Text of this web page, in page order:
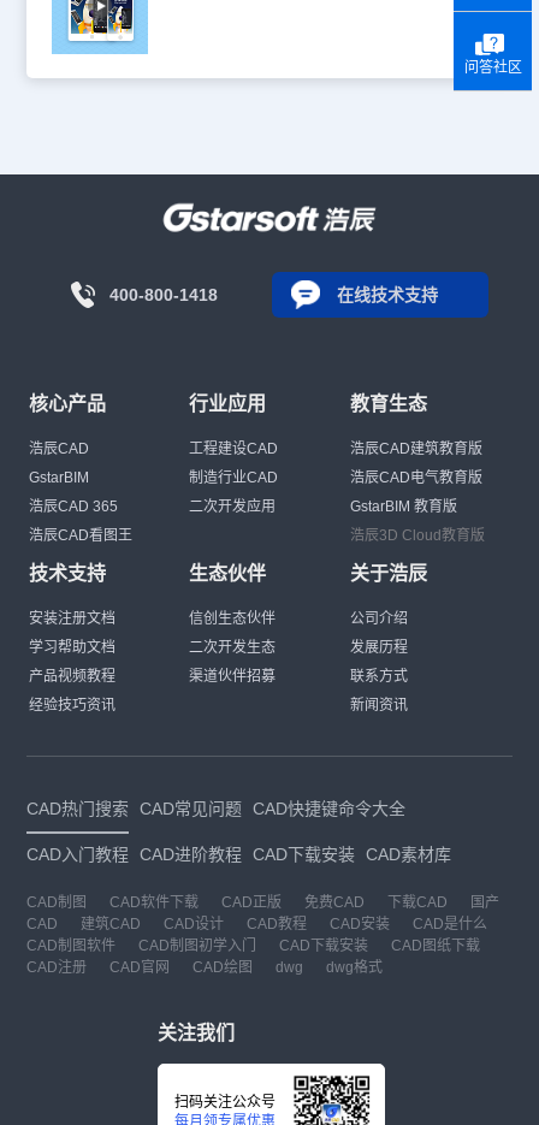
400-800-1418 在线技术支持
核心产品
浩辰CAD
GstarBIM
浩辰CAD 365
浩辰CAD看图王
行业应用
工程建设CAD
制造行业CAD
二次开发应用
教育生态
浩辰CAD建筑教育版
浩辰CAD电气教育版
GstarBIM 教育版
浩辰3D Cloud教育版
技术支持
安装注册文档
学习帮助文档
产品视频教程
经验技巧资讯
生态伙伴
信创生态伙伴
二次开发生态
渠道伙伴招募
关于浩辰
公司介绍
发展历程
联系方式
新闻资讯
CAD热门搜索 CAD常见问题 CAD快捷键命令大全
CAD入门教程 CAD进阶教程 CAD下载安装 CAD素材库
CAD制图 CAD软件下载 CAD正版 免费CAD 下载CAD
国产
CAD
建筑CAD CAD设计 CAD教程 CAD安装
CAD是什么
CAD制图软件
CAD制图初学入门 CAD下载安装
CAD图纸下载
CAD注册
CAD官网 CAD绘图 dwg dwg格式
关注我们
扫码关注公众号
每月领专属优惠
问答社区